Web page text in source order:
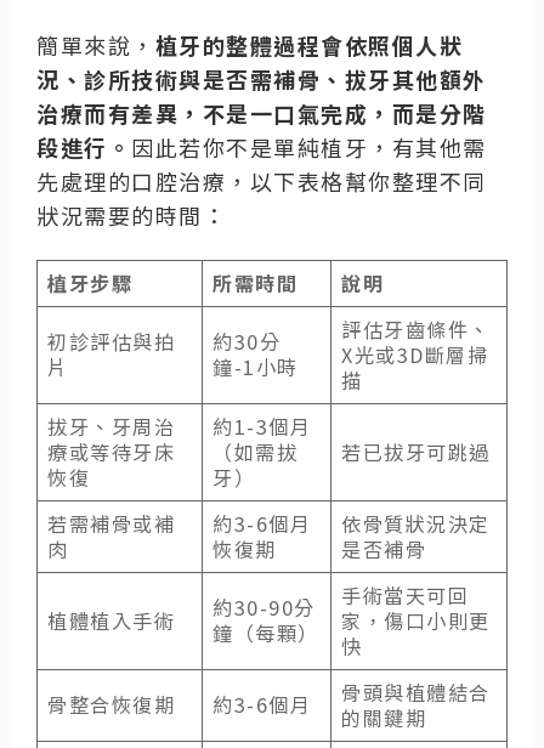
簡單來說， 植牙的整體過程會依照個人狀
況、診所技術與是否需補骨、拔牙其他額外
治療而有差異，不是一口氣完成，而是分階
段進行。 因此若你不是單純植牙，有其他需
先處理的口腔治療，以下表格幫你整理不同
狀況需要的時間：
植牙步驟 所需時間
說明
初診評估與拍
片
約30分
鐘-1小時
評估牙齒條件、
X光或3D斷層掃
描
拔牙、牙周治
療或等待牙床
恢復
約1-3個月
（如需拔
牙）
若已拔牙可跳過
若需補骨或補
肉
約3-6個月
恢復期
依骨質狀況決定
是否補骨
植體植入手術
約30-90分
鐘（每顆）
手術當天可回
家，傷口小則更
快
骨整合恢復期
約3-6個月
骨頭與植體結合
的關鍵期